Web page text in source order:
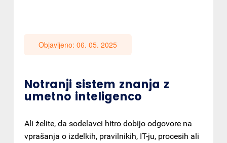
Objavljeno: 06. 05. 2025
Notranji sistem znanja z
umetno inteligenco
Ali želite, da sodelavci hitro dobijo odgovore na
vprašanja o izdelkih, pravilnikih, IT-ju, procesih ali